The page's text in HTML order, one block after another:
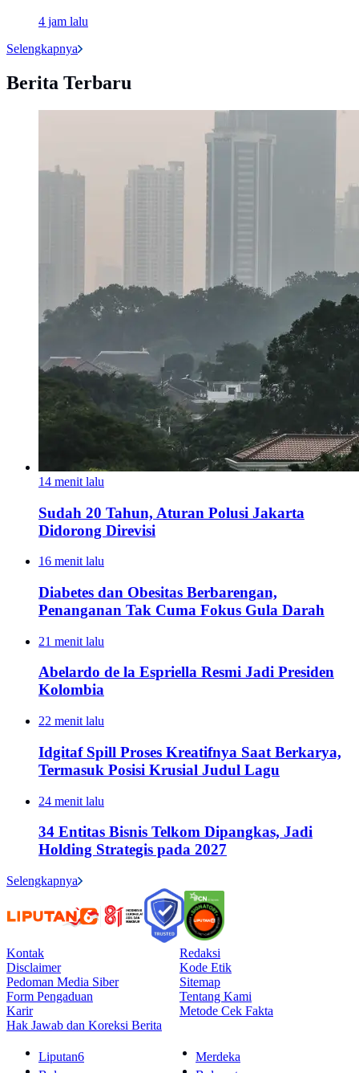
4 jam lalu
Selengkapnya
Berita Terbaru
14 menit lalu
Sudah 20 Tahun, Aturan Polusi Jakarta
Didorong Direvisi
16 menit lalu
Diabetes dan Obesitas Berbarengan,
Penanganan Tak Cuma Fokus Gula Darah
21 menit lalu
Abelardo de la Espriella Resmi Jadi Presiden
Kolombia
22 menit lalu
Idgitaf Spill Proses Kreatifnya Saat Berkarya,
Termasuk Posisi Krusial Judul Lagu
24 menit lalu
34 Entitas Bisnis Telkom Dipangkas, Jadi
Holding Strategis pada 2027
Selengkapnya
Kontak
Redaksi
Disclaimer
Kode Etik
Pedoman Media Siber
Sitemap
Form Pengaduan
Tentang Kami
Karir
Metode Cek Fakta
Hak Jawab dan Koreksi Berita
Liputan6
Merdeka